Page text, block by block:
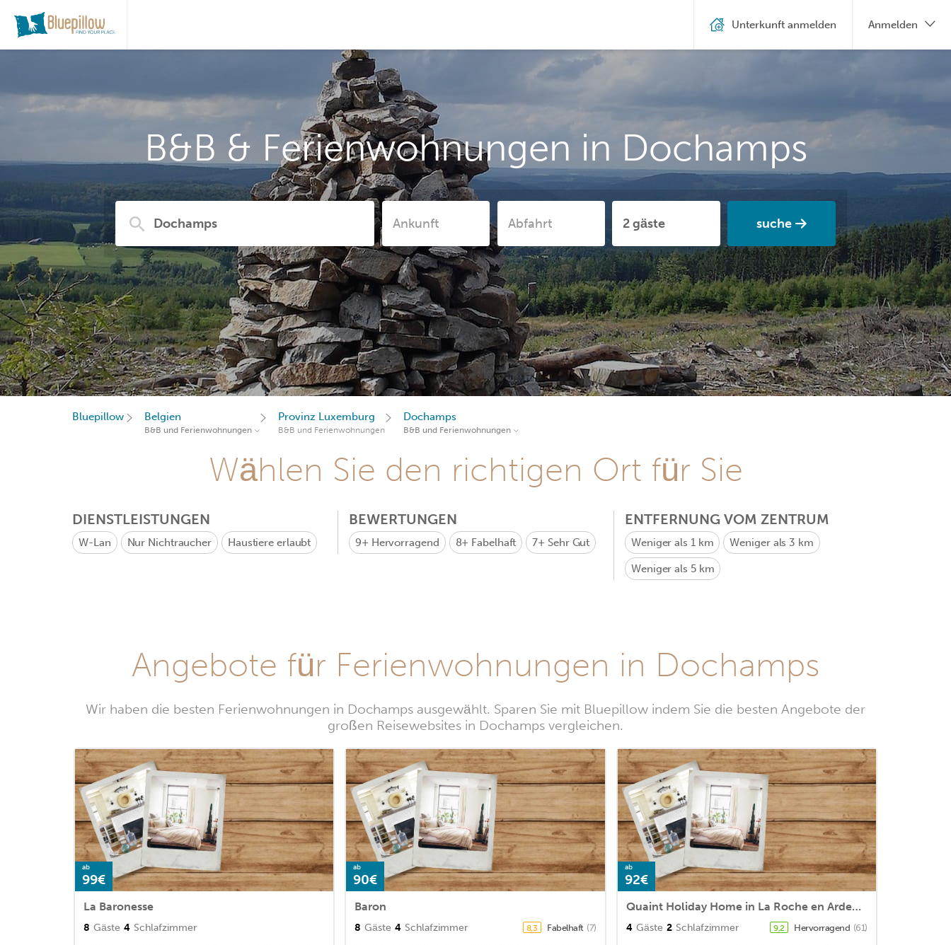
B&B & Ferienwohnungen in Dochamps
suche
Unterkunft anmelden Anmelden
Bluepillow Belgien
B&B und Ferienwohnungen
Provinz Luxemburg
B&B und Ferienwohnungen
Dochamps
B&B und Ferienwohnungen
Wählen Sie den richtigen Ort für Sie
DIENSTLEISTUNGEN
W-Lan Nur Nichtraucher Haustiere erlaubt
BEWERTUNGEN
9+ Hervorragend 8+ Fabelhaft 7+ Sehr Gut
ENTFERNUNG VOM ZENTRUM
Weniger als 1 km Weniger als 3 km
Weniger als 5 km
Angebote für Ferienwohnungen in Dochamps
Wir haben die besten Ferienwohnungen in Dochamps ausgewählt. Sparen Sie mit Bluepillow indem Sie die besten Angebote der
großen Reisewebsites in Dochamps vergleichen.
ab
99€
La Baronesse
8 Gäste 4 Schlafzimmer
ab
90€
Baron
8 Gäste 4 Schlafzimmer 8,3 Fabelhaft (7)
ab
92€
Quaint Holiday Home in La Roche en Ardenne with Garden
4 Gäste 2 Schlafzimmer 9,2 Hervorragend (61)